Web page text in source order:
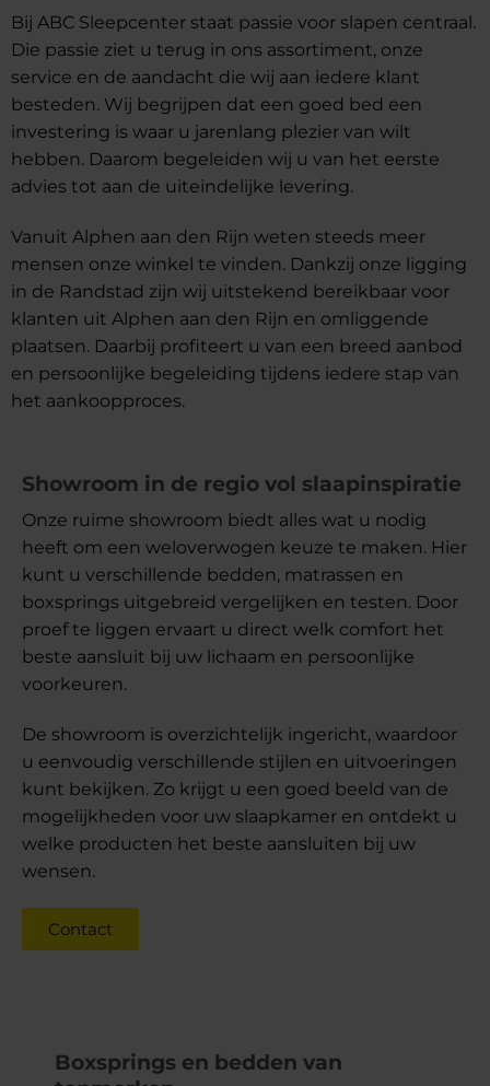
Bij ABC Sleepcenter staat passie voor slapen centraal.
Die passie ziet u terug in ons assortiment, onze
service en de aandacht die wij aan iedere klant
besteden. Wij begrijpen dat een goed bed een
investering is waar u jarenlang plezier van wilt
hebben. Daarom begeleiden wij u van het eerste
advies tot aan de uiteindelijke levering.
Vanuit Alphen aan den Rijn weten steeds meer
mensen onze winkel te vinden. Dankzij onze ligging
in de Randstad zijn wij uitstekend bereikbaar voor
klanten uit Alphen aan den Rijn en omliggende
plaatsen. Daarbij profiteert u van een breed aanbod
en persoonlijke begeleiding tijdens iedere stap van
het aankoopproces.
Showroom in de regio vol slaapinspiratie
Onze ruime showroom biedt alles wat u nodig
heeft om een weloverwogen keuze te maken. Hier
kunt u verschillende bedden, matrassen en
boxsprings uitgebreid vergelijken en testen. Door
proef te liggen ervaart u direct welk comfort het
beste aansluit bij uw lichaam en persoonlijke
voorkeuren.
De showroom is overzichtelijk ingericht, waardoor
u eenvoudig verschillende stijlen en uitvoeringen
kunt bekijken. Zo krijgt u een goed beeld van de
mogelijkheden voor uw slaapkamer en ontdekt u
welke producten het beste aansluiten bij uw
wensen.
Contact
Boxsprings en bedden van